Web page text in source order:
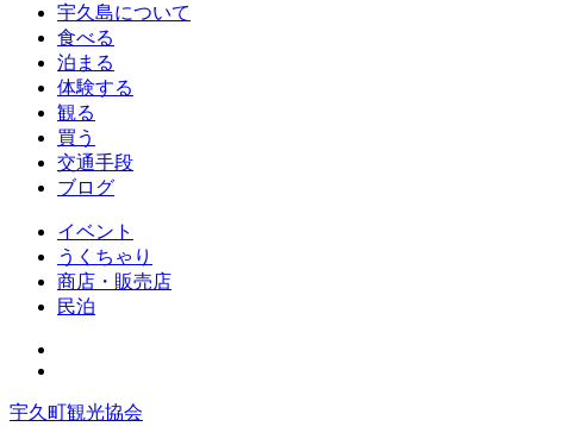
宇久島について
食べる
泊まる
体験する
観る
買う
交通手段
ブログ
イベント
うくちゃり
商店・販売店
民泊
宇久町観光協会